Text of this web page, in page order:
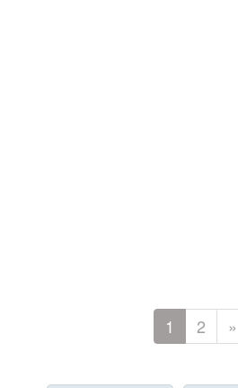
1 2 »